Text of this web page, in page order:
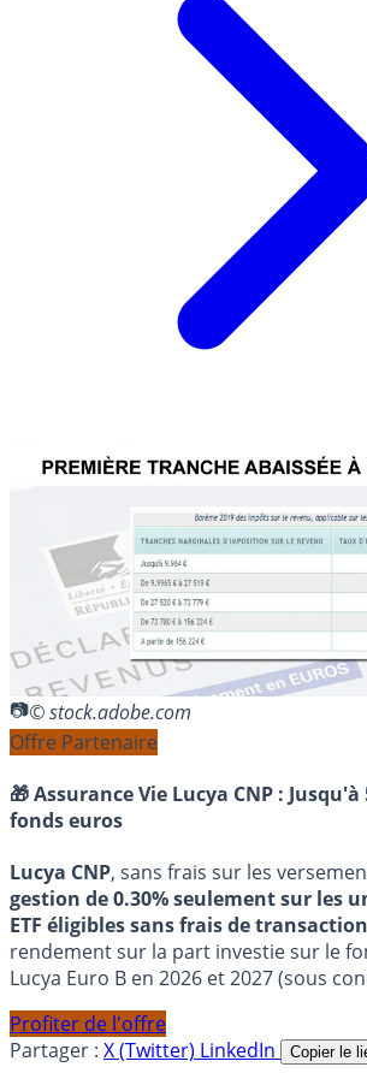
© stock.adobe.com
Offre Partenaire
🎁 Assurance Vie Lucya CNP : Jusqu'à
fonds euros
Lucya CNP, sans frais sur les
gestion de 0.30% seulement sur les
ETF éligibles sans frais de transaction
rendement sur la part investie sur le
Lucya Euro B en 2026 et 2027 (sous
Profiter de l'offre
Partager : X (Twitter) LinkedIn Copier le